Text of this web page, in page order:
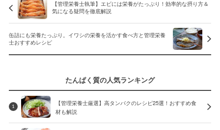
【管理栄養士執筆】エビには栄養がたっぷり！効率的な摂り方＆
気になる疑問を徹底解説
缶詰にも栄養たっぷり。イワシの栄養を活かす食べ方と管理栄養
士おすすめレシピ
たんぱく質の人気ランキング
1
【管理栄養士厳選】高タンパクのレシピ25選！おすすめ食
材も解説